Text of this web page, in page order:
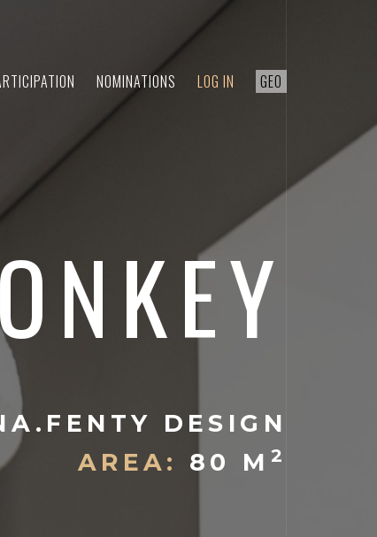
NOMINATIONS LOG IN GEO
DESIGN
AREA:
80 M 2